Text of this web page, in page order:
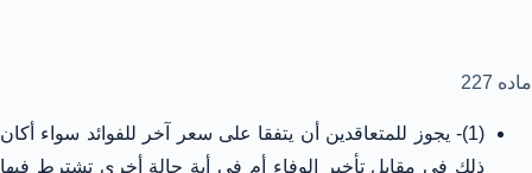
ماده 227
(1)- يجوز للمتعاقدين أن يتفقا على سعر آخر للفوائد سواء أكان
ذلك في مقابل تأخير الوفاء أم في أية حالة أخرى تشترط فيها